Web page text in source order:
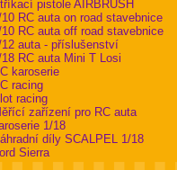
pistole AIRBRUSH
10 RC auta on road stavebnice
10 RC auta off road stavebnice
12 auta - příslušenství
18 RC auta Mini T Losi
karoserie
racing
racing
zařízení pro RC auta
1/18
díly SCALPEL 1/18
Sierra